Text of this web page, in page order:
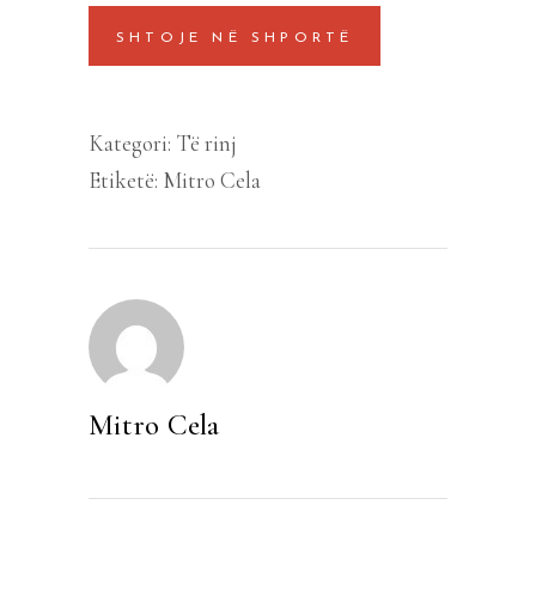
Filipin
quantity
SHTOJE NË SHPORTË
Kategori: Të rinj
Etiketë: Mitro Cela
Mitro Cela